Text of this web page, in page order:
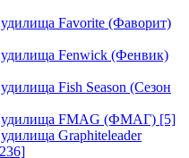
Favorite (Фаворит)
Fenwick (Фенвик)
Fish Season (Сезон
удилища FMAG (ФМАГ) [5]
Graphiteleader